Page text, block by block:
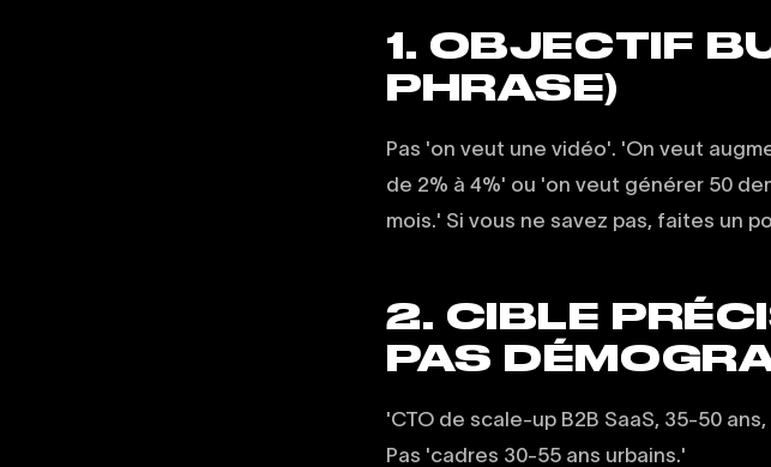
1. OBJECTIF
PHRASE)
Pas 'on veut une vidéo'. 'On veut
de 2% à 4%' ou 'on veut générer 50
mois.' Si vous ne savez pas, faites un
2. CIBLE
PAS
'CTO de scale-up B2B SaaS, 35-50
Pas 'cadres 30-55 ans urbains.'